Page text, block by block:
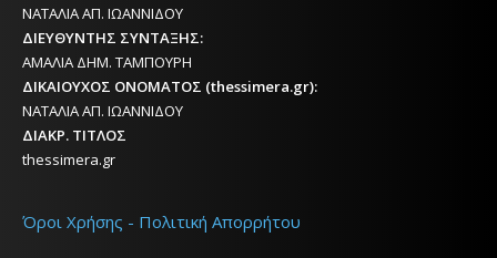
ΝΑΤΑΛΙΑ ΑΠ. ΙΩΑΝΝΙΔΟΥ
ΔΙΕΥΘΥΝΤΗΣ ΣΥΝΤΑΞΗΣ:
ΑΜΑΛΙΑ ΔΗΜ. ΤΑΜΠΟΥΡΗ
ΔΙΚΑΙΟΥΧΟΣ ΟΝΟΜΑΤΟΣ (thessimera.gr):
ΝΑΤΑΛΙΑ ΑΠ. ΙΩΑΝΝΙΔΟΥ
ΔΙΑΚΡ. ΤΙΤΛΟΣ
thessimera.gr
Όροι Χρήσης - Πολιτική Απορρήτου